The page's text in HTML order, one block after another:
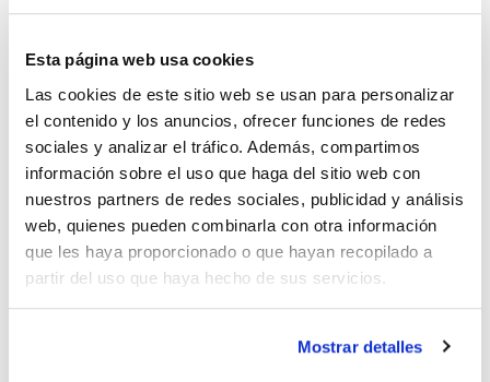
Esta página web usa cookies
Las cookies de este sitio web se usan para personalizar
el contenido y los anuncios, ofrecer funciones de redes
sociales y analizar el tráfico. Además, compartimos
información sobre el uso que haga del sitio web con
nuestros partners de redes sociales, publicidad y análisis
web, quienes pueden combinarla con otra información
que les haya proporcionado o que hayan recopilado a
partir del uso que haya hecho de sus servicios.
Mostrar detalles
Temperatura almacenamiento (ºC) : 2 a 8
hidrólisis enzimática de glucurónidos de orina, plasma y
otros fluidos antes del análisis mediante inmunoensayo
gases, cromatografía líquida de alta resolución u otros
medios. La hidrólisis eficaz y completa de los metabolitos
y drogas en la orina, especialmente cuando se necesita
cuantificación. Por lo general, se utilizan entre 1 y 10
muestra. La cantidad exacta necesaria dependerá de las
glucuronidasa Selectrazyme Abalonasa, Abalonase™ y
Documentación técnica
TDS / Ficha técnica
Regístrate para
Regístrate para
descargas
SDS/ Hoja de seguridad
Regístrate para
descargas
productos marca Scharlau habitualmente en stock,
listos para una entrega inmediata.